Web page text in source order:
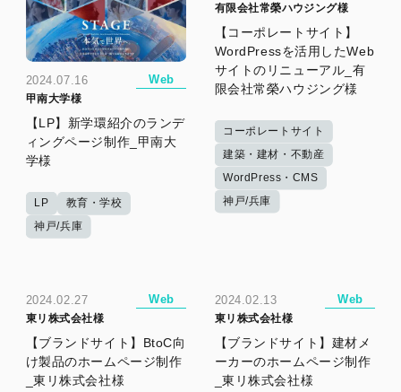
2024.07.16 Web
甲南大学様
【LP】新学環紹介のランデ
ィングページ制作_甲南大
学様
LP
教育・学校
神戸/兵庫
有限会社常榮ハウジング様
【コーポレートサイト】
WordPressを活用したWeb
サイトのリニューアル_有
限会社常榮ハウジング様
コーポレートサイト
建築・建材・不動産
WordPress・CMS
神戸/兵庫
2024.02.27 Web
東リ株式会社様
【ブランドサイト】BtoC向
け製品のホームページ制作
_東リ株式会社様
2024.02.13 Web
東リ株式会社様
【ブランドサイト】建材メ
ーカーのホームページ制作
_東リ株式会社様